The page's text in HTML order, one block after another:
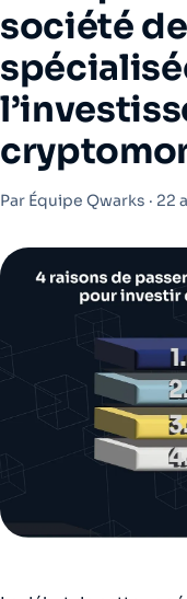
société
Par Équipe Qwarks · 22